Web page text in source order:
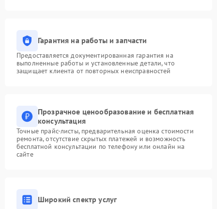
Гарантия на работы и запчасти
Предоставляется документированная гарантия на
выполненные работы и установленные детали, что
защищает клиента от повторных неисправностей
Прозрачное ценообразование и бесплатная
консультация
Точные прайс-листы, предварительная оценка стоимости
ремонта, отсутствие скрытых платежей и возможность
бесплатной консультации по телефону или онлайн на
сайте
Широкий спектр услуг